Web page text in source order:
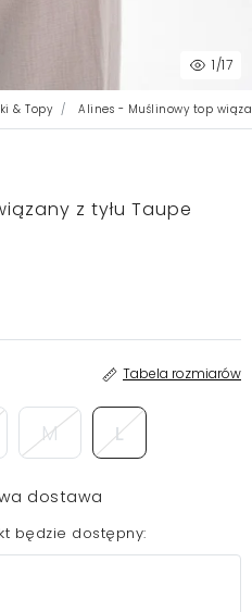
1/17
& Topy Alines - Muślinowy top
z tyłu Taupe
Tabela rozmiarów
M L
dostawa
będzie dostępny: